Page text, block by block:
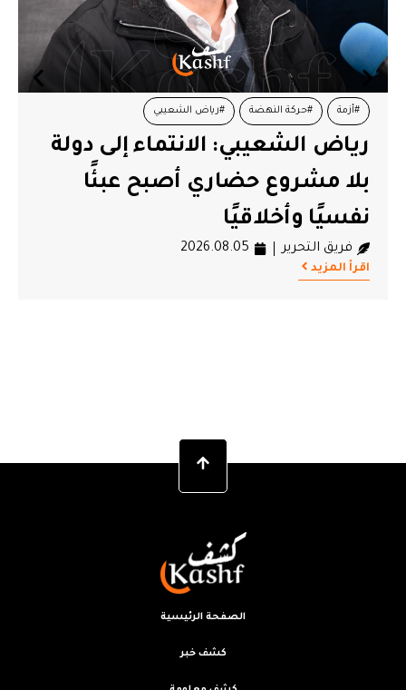
#أزمة #حركة النهضة #رياض الشعيبي
رياض الشعيبي: الانتماء إلى دولة
بلا مشروع حضاري أصبح عبئًا
نفسيًا وأخلاقيًا
فريق التحرير 2026.08.05
اقرأ المزيد
الصفحة الرئيسية
كشف خبر